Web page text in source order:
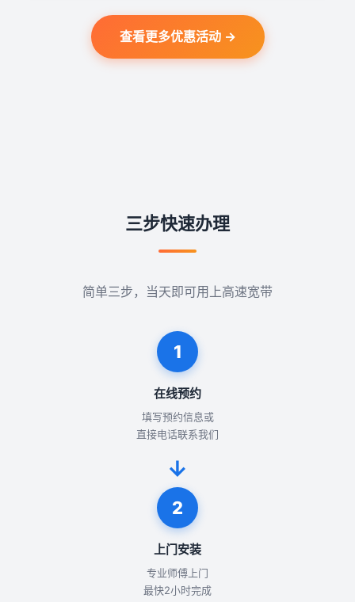
查看更多优惠活动 →
三步快速办理
简单三步，当天即可用上高速宽带
1
在线预约
填写预约信息或
直接电话联系我们
→
2
上门安装
专业师傅上门
最快2小时完成